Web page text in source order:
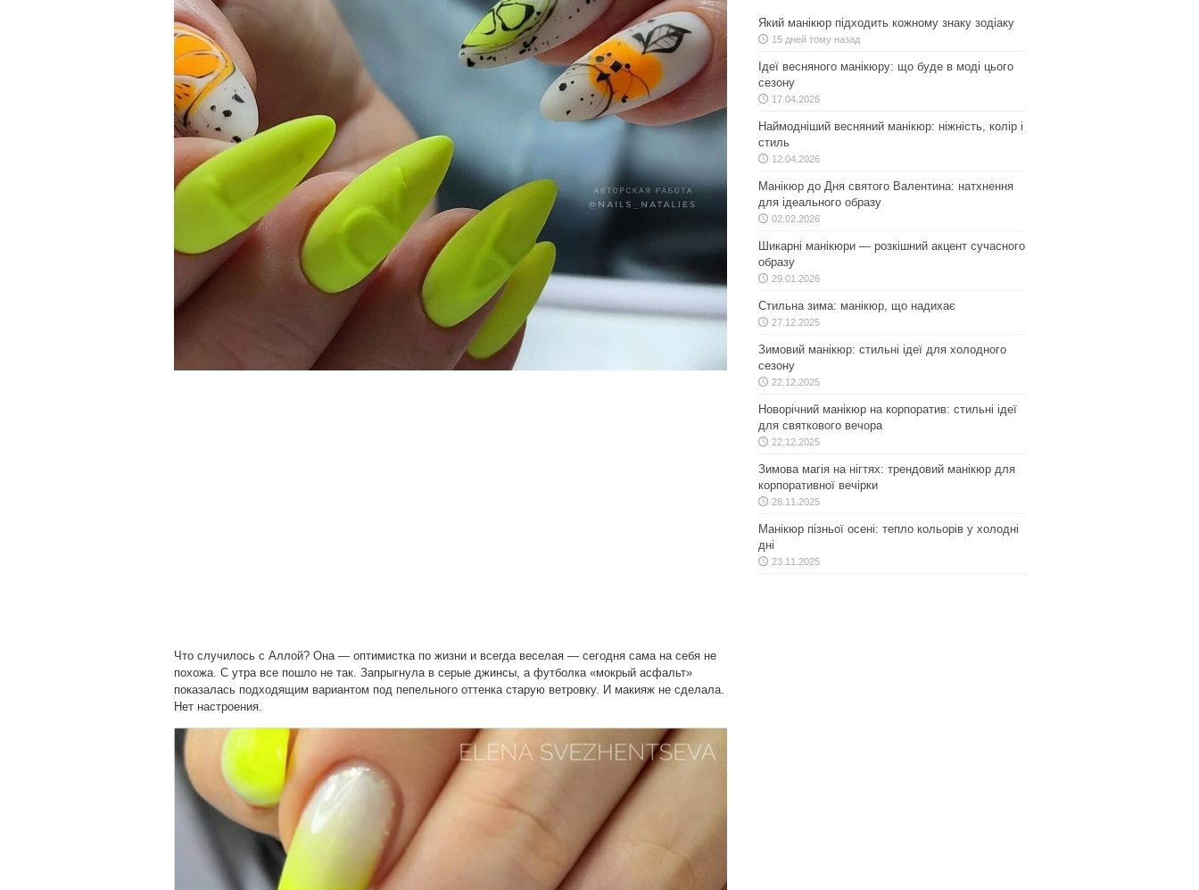
Что случилось с Аллой? Она — оптимистка по жизни и всегда веселая — сегодня сама на себя не
похожа. С утра все пошло не так. Запрыгнула в серые джинсы, а футболка «мокрый асфальт»
показалась подходящим вариантом под пепельного оттенка старую ветровку. И макияж не сделала.
Нет настроения.
Який манікюр підходить кожному знаку зодіаку
15 дней тому назад
Ідеї весняного манікюру: що буде в моді цього
сезону
17.04.2026
Наймодніший весняний манікюр: ніжність, колір і
стиль
12.04.2026
Манікюр до Дня святого Валентина: натхнення
для ідеального образу
02.02.2026
Шикарні манікюри — розкішний акцент сучасного
образу
29.01.2026
Стильна зима: манікюр, що надихає
27.12.2025
Зимовий манікюр: стильні ідеї для холодного
сезону
22.12.2025
Новорічний манікюр на корпоратив: стильні ідеї
для святкового вечора
22.12.2025
Зимова магія на нігтях: трендовий манікюр для
корпоративної вечірки
28.11.2025
Манікюр пізньої осені: тепло кольорів у холодні
дні
23.11.2025